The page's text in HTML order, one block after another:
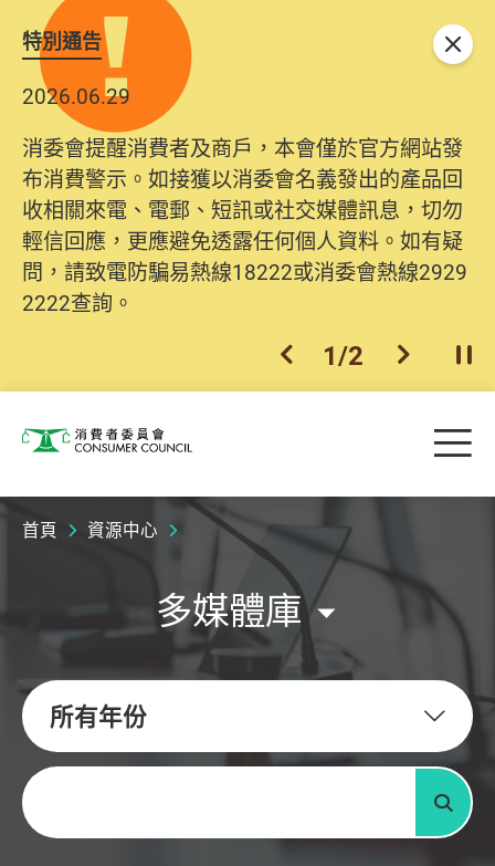
特別通告
2026.06.29
消委會提醒消費者及商戶，本會僅於官方網站發
布消費警示。如接獲以消委會名義發出的產品回
收相關來電、電郵、短訊或社交媒體訊息，切勿
輕信回應，更應避免透露任何個人資料。如有疑
問，請致電防騙易熱線18222或消委會熱線2929
2222查詢。
2025.10.31
為提升使用者體驗及網絡安全，本會的投訴處理
系統已經進行升級及推出新功能。由2025年11月
10日起，消費者需要提供基本聯絡資料（包括姓
名、電郵及電話）註冊帳戶，才可提交投訴、查
詢及建議。所有提交紀錄將清晰整合於帳戶中，
方便日後作出跟進。
上一個
2/2 下一個開
關閉
消費者委員會 目
首頁 資源中心
多媒體庫
所有年份
關鍵字
搜尋